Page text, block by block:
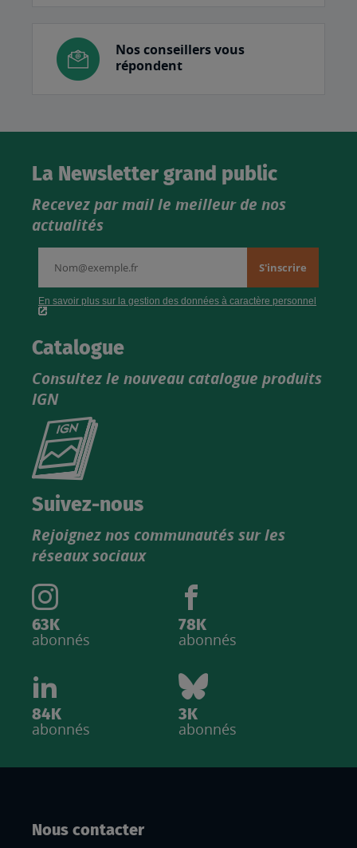
Nos conseillers vous
répondent
La Newsletter grand public
Recevez par mail le meilleur de nos
actualités
Catalogue
Consultez le nouveau catalogue produits
IGN
Consultez
catalogue
Suivez-nous
Rejoignez nos communautés sur les
réseaux sociaux
63K
abonnés
78K
abonnés
84K
abonnés
3K
abonnés
Nous contacter